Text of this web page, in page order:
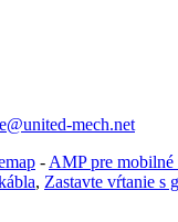
mech.net
- AMP pre mobilné
, Zastavte vŕtanie s